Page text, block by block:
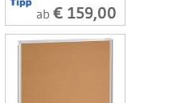
ab € 159,00